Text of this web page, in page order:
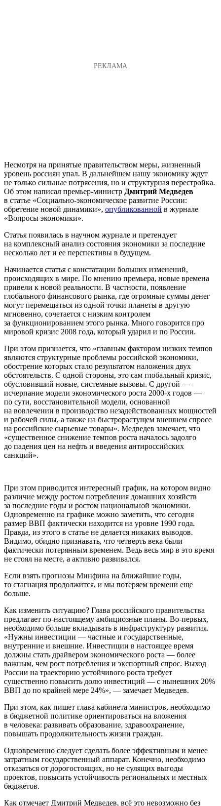
Несмотря на принятые правительством меры, жизненный
уровень россиян упал. В дальнейшем нашу экономику ждут
не только сильные потрясения, но и структурная перестройка.
Об этом написал премьер-министр Дмитрий Медведев
в статье «Социально-экономическое развитие России:
обретение новой динамики», опубликованной в журнале
«Вопросы экономики».
Статья появилась в научном журнале и претендует
на комплексный анализ состояния экономики за последние
несколько лет и ее перспективы в будущем.
Начинается статья с констатации больших изменений,
происходящих в мире. По мнению премьера, новые времена
привели к новой реальности. В частности, появление
глобального финансового рынка, где огромные суммы денег
могут перемещаться из одной точки планеты в другую
мгновенно, сочетается с низким контролем
за функционированием этого рынка. Много говорится про
мировой кризис 2008 года, который ударил и по России.
При этом признается, что «главным фактором низких темпов
являются структурные проблемы российской экономики,
обострение которых стало результатом наложения двух
обстоятельств. С одной стороны, это сам глобальный кризис,
обусловивший новые, системные вызовы. С другой —
исчерпание модели экономического роста 2000-х годов —
по сути, восстановительной модели, основанной
на вовлечении в производство незадействованных мощностей
и рабочей силы, а также на быстрорастущем внешнем спросе
на российские сырьевые товары». Медведев замечает, что
«существенное снижение темпов роста началось задолго
до падения цен на нефть и введения антироссийских
санкций».
При этом приводится интересный график, на котором видно
различие между ростом потребления домашних хозяйств
за последние годы и ростом национальной экономики.
Одновременно на графике можно заметить, что сегодня
размер ВВП фактически находится на уровне 1990 года.
Правда, из этого в статье не делается никаких выводов.
Видимо, обидно признавать, что четверть века были
фактически потерянным временем. Ведь весь мир в это время
не стоял на месте, а активно развивался.
Если взять прогнозы Минфина на ближайшие годы,
то стагнация продолжится, и мы потеряем времени еще
больше.
Как изменить ситуацию? Глава российского правительства
предлагает по-настоящему амбициозные планы. Во-первых,
необходимо больше вкладывать в инфраструктуру развития.
«Нужны инвестиции — частные и государственные,
внутренние и внешние. Инвестиции в настоящее время
должны стать драйвером экономического роста — более
важным, чем рост потребления и экспортный спрос. Выход
России на траекторию устойчивого роста требует
существенно повысить долю инвестиций — с нынешних 20%
ВВП до по крайней мере 24%», — замечает Медведев.
При этом, как пишет глава кабинета министров, необходимо
в бюджетной политике ориентироваться на вложения
в человека: развивать образование, здравоохранение,
повышать продолжительность жизни граждан.
Одновременно следует сделать более эффективным и менее
затратным государственный аппарат. Конечно, необходимо
отказаться от дорогостоящих, но не сулящих выгоды
проектов, повысить устойчивость региональных и местных
бюджетов.
Как отмечает Дмитрий Медведев, всё это невозможно без